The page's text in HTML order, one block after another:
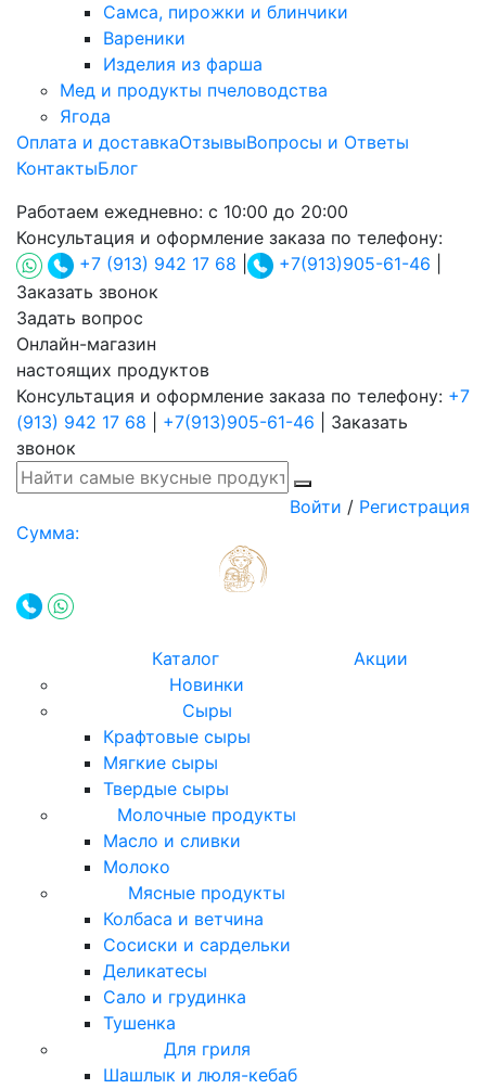
Самса, пирожки и блинчики
Вареники
Изделия из фарша
Мед и продукты пчеловодства
Ягода
Оплата и доставкаОтзывыВопросы и Ответы
КонтактыБлог
Работаем ежедневно: с 10:00 до 20:00
Консультация и оформление заказа по телефону:
+7 (913) 942 17 68
+7(913)905-61-46
Заказать звонок
Задать вопрос
Онлайн-магазин
настоящих продуктов
Консультация и оформление заказа по телефону: +7
(913) 942 17 68
+7(913)905-61-46
Заказать
звонок
Войти / Регистрация
Сумма:
Каталог
Новинки
Сыры
Крафтовые сыры
Мягкие сыры
Твердые сыры
Молочные продукты
Масло и сливки
Молоко
Мясные продукты
Колбаса и ветчина
Сосиски и сардельки
Деликатесы
Сало и грудинка
Тушенка
Для гриля
Шашлык и люля-кебаб
Акции